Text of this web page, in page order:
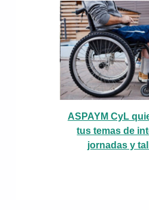
ASPAYM CyL
tus temas de
jornadas y